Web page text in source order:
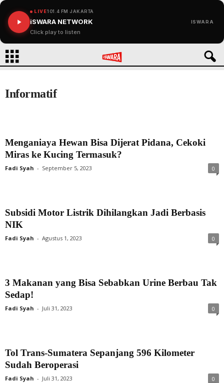
LIVE101.4 FM JAKARTA
iSWARA NETWORK
Click play to listen
ISWARA
Informatif
Menganiaya Hewan Bisa Dijerat Pidana, Cekoki
Miras ke Kucing Termasuk?
Fadi Syah - September 5, 2023 0
Subsidi Motor Listrik Dihilangkan Jadi Berbasis
NIK
Fadi Syah - Agustus 1, 2023 0
3 Makanan yang Bisa Sebabkan Urine Berbau Tak
Sedap!
Fadi Syah - Juli 31, 2023 0
Tol Trans-Sumatera Sepanjang 596 Kilometer
Sudah Beroperasi
Fadi Syah - Juli 31, 2023 0